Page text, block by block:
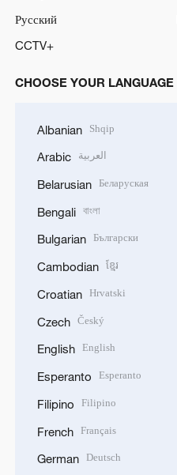
Русский
CCTV+
CHOOSE YOUR LANGUAGE
Albanian Shqip
Arabic العربية
Belarusian Беларуская
Bengali বাংলা
Bulgarian Български
Cambodian ខ្មែរ
Croatian Hrvatski
Czech Český
English English
Esperanto Esperanto
Filipino Filipino
French Français
German Deutsch